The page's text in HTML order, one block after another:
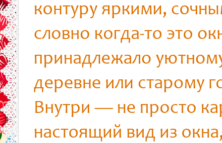
контуру яркими,
словно когда-то это
принадлежало
деревне или старому
Внутри — не просто
настоящий вид из